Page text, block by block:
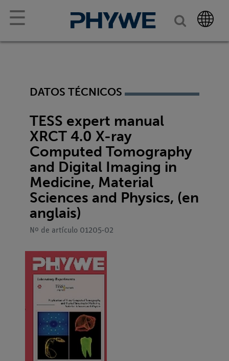
☰
DATOS TÉCNICOS
TESS expert manual
XRCT 4.0 X-ray
Computed Tomography
and Digital Imaging in
Medicine, Material
Sciences and Physics, (en
anglais)
Nº de artículo 01205-02